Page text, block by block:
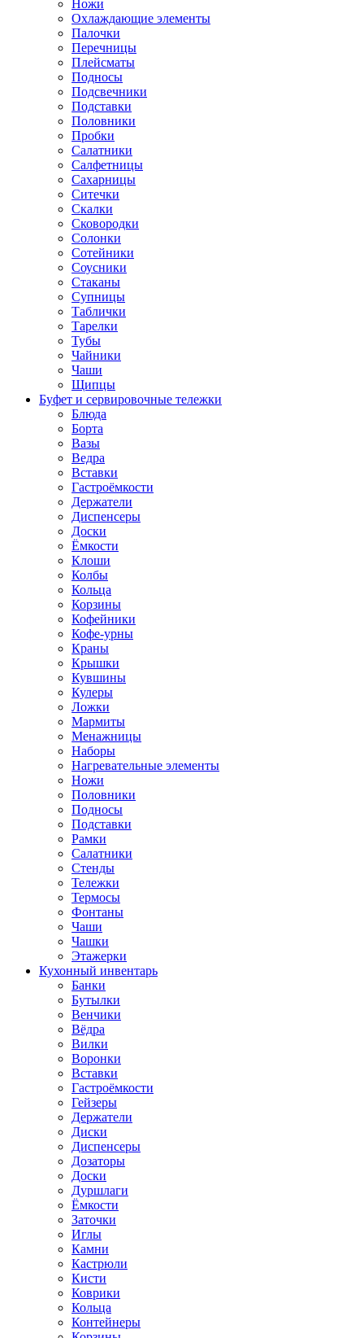
Ножи
Охлаждающие элементы
Палочки
Перечницы
Плейсматы
Подносы
Подсвечники
Подставки
Половники
Пробки
Салатники
Салфетницы
Сахарницы
Ситечки
Скалки
Сковородки
Солонки
Сотейники
Соусники
Стаканы
Супницы
Таблички
Тарелки
Тубы
Чайники
Чаши
Щипцы
Буфет и сервировочные тележки
Блюда
Борта
Вазы
Ведра
Вставки
Гастроёмкости
Держатели
Диспенсеры
Доски
Ёмкости
Клоши
Колбы
Кольца
Корзины
Кофейники
Кофе-урны
Краны
Крышки
Кувшины
Кулеры
Ложки
Мармиты
Менажницы
Наборы
Нагревательные элементы
Ножи
Половники
Подносы
Подставки
Рамки
Салатники
Стенды
Тележки
Термосы
Фонтаны
Чаши
Чашки
Этажерки
Кухонный инвентарь
Банки
Бутылки
Венчики
Вёдра
Вилки
Воронки
Вставки
Гастроёмкости
Гейзеры
Держатели
Диски
Диспенсеры
Дозаторы
Доски
Дуршлаги
Ёмкости
Заточки
Иглы
Камни
Кастрюли
Кисти
Коврики
Кольца
Контейнеры